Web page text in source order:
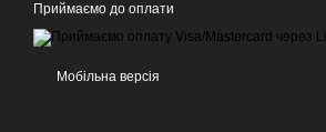
Приймаємо до оплати
Мобільна версія